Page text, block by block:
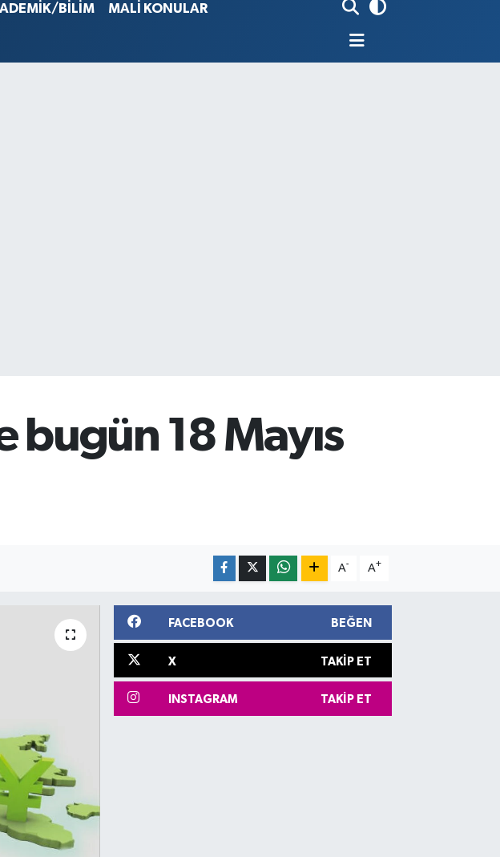
STERLİN
6862,09000
%0.19
BİLİM MALİ KONULAR
18 Mayıs
A- A+
FACEBOOK BEĞEN
X TAKIP ET
INSTAGRAM TAKIP ET